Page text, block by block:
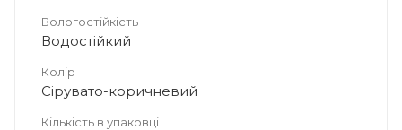
Вологостійкість
Водостійкий
Колір
Сірувато-коричневий
Кількість в упаковці